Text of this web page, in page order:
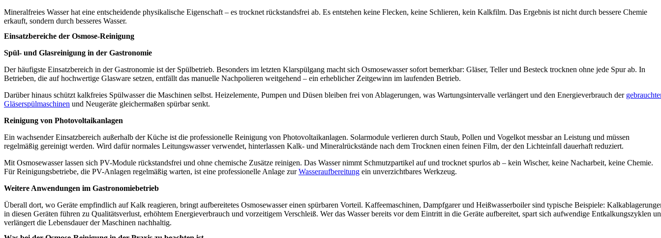
Mineralfreies Wasser hat eine entscheidende physikalische Eigenschaft – es trocknet rückstandsfrei ab. Es entstehen keine Flecken, keine Schlieren, kein Kalkfilm. Das Ergebnis ist nicht durch bessere Chemie
erkauft, sondern durch besseres Wasser.
Einsatzbereiche der Osmose-Reinigung
Spül- und Glasreinigung in der Gastronomie
Der häufigste Einsatzbereich in der Gastronomie ist der Spülbetrieb. Besonders im letzten Klarspülgang macht sich Osmosewasser sofort bemerkbar: Gläser, Teller und Besteck trocknen ohne jede Spur ab. In
Betrieben, die auf hochwertige Glasware setzen, entfällt das manuelle Nachpolieren weitgehend – ein erheblicher Zeitgewinn im laufenden Betrieb.
Darüber hinaus schützt kalkfreies Spülwasser die Maschinen selbst. Heizelemente, Pumpen und Düsen bleiben frei von Ablagerungen, was Wartungsintervalle verlängert und den Energieverbrauch der
Gläserspülmaschinen und Neugeräte gleichermaßen spürbar senkt.
Reinigung von Photovoltaikanlagen
Ein wachsender Einsatzbereich außerhalb der Küche ist die professionelle Reinigung von Photovoltaikanlagen. Solarmodule verlieren durch Staub, Pollen und Vogelkot messbar an Leistung und müssen
regelmäßig gereinigt werden. Wird dafür normales Leitungswasser verwendet, hinterlassen Kalk- und Mineralrückstände nach dem Trocknen einen feinen Film, der den Lichteinfall dauerhaft reduziert.
Mit Osmosewasser lassen sich PV-Module rückstandsfrei und ohne chemische Zusätze reinigen. Das Wasser nimmt Schmutzpartikel auf und trocknet spurlos ab – kein Wischer, keine Nacharbeit, keine Chemie.
Für Reinigungsbetriebe, die PV-Anlagen regelmäßig warten, ist eine professionelle Anlage zurWasseraufbereitung ein unverzichtbares Werkzeug.
Weitere Anwendungen im Gastronomiebetrieb
Überall dort, wo Geräte empfindlich auf Kalk reagieren, bringt aufbereitetes Osmosewasser einen spürbaren Vorteil. Kaffeemaschinen, Dampfgarer und Heißwasserboiler sind typische Beispiele:
in diesen Geräten führen zu Qualitätsverlust, erhöhtem Energieverbrauch und vorzeitigem Verschleiß. Wer das Wasser bereits vor dem Eintritt in die Geräte aufbereitet, spart sich aufwendige Entkalkungszyklen
verlängert die Lebensdauer der Maschinen nachhaltig.